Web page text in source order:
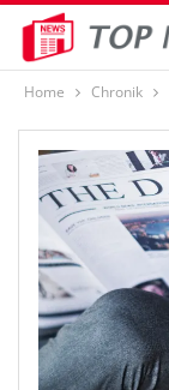
Home Chronik